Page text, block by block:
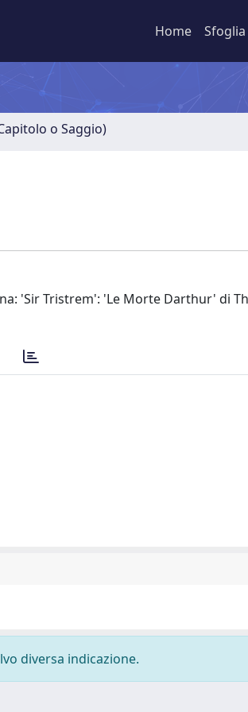
Home Sfoglia
o Saggio)
'Sir Tristrem': 'Le Morte Darthur' di
diversa indicazione.